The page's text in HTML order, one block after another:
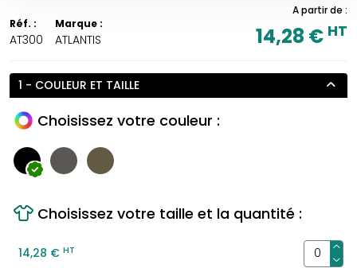
Réf. :
AT300
Marque :
ATLANTIS
A partir de :
14,28 € HT
1 - COULEUR ET TAILLE
Choisissez votre couleur :
Choisissez votre taille et la quantité :
14,28 € HT